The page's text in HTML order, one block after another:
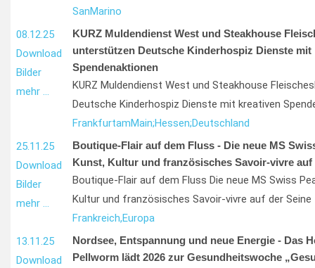
SanMarino
08.12.25
Download
Bilder
mehr …
KURZ Muldendienst West und Steakhouse
unterstützen Deutsche Kinderhospiz Dienste mit
Spendenaktionen
KURZ Muldendienst West und Steakhouse
Deutsche Kinderhospiz Dienste mit kreativen
FrankfurtamMain;Hessen;Deutschland
25.11.25
Download
Bilder
mehr …
Boutique-Flair auf dem Fluss - Die neue MS
Kunst, Kultur und französisches Savoir-vivre auf
Boutique-Flair auf dem Fluss Die neue MS Swiss
Kultur und französisches Savoir-vivre auf der Seine
Frankreich,Europa
13.11.25
Download
Nordsee, Entspannung und neue Energie - Das
Pellworm lädt 2026 zur Gesundheitswoche